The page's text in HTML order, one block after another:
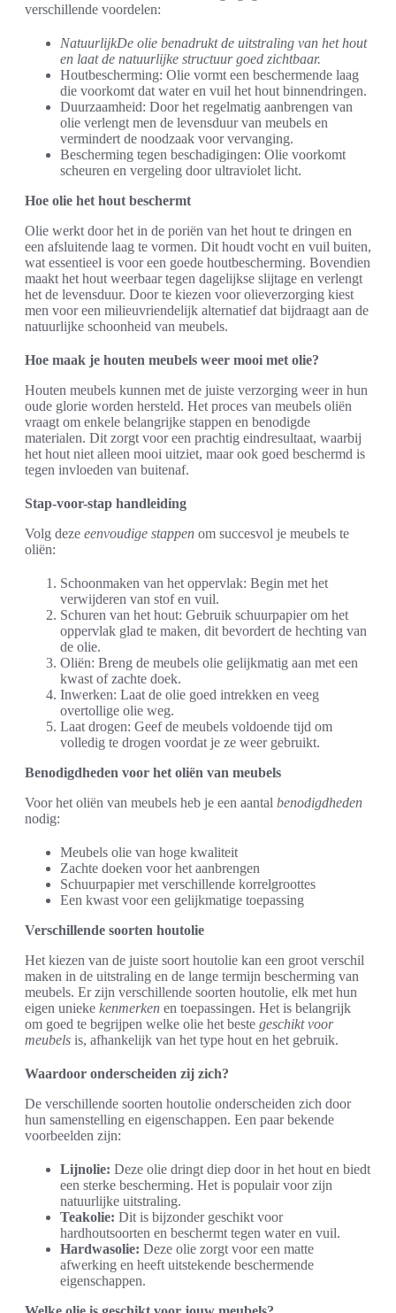
verschillende voordelen:
NatuurlijkDe olie benadrukt de uitstraling van het hout
en laat de natuurlijke structuur goed zichtbaar.
Houtbescherming: Olie vormt een beschermende laag
die voorkomt dat water en vuil het hout binnendringen.
Duurzaamheid: Door het regelmatig aanbrengen van
olie verlengt men de levensduur van meubels en
vermindert de noodzaak voor vervanging.
Bescherming tegen beschadigingen: Olie voorkomt
scheuren en vergeling door ultraviolet licht.
Hoe olie het hout beschermt
Olie werkt door het in de poriën van het hout te dringen en
een afsluitende laag te vormen. Dit houdt vocht en vuil buiten,
wat essentieel is voor een goede houtbescherming. Bovendien
maakt het hout weerbaar tegen dagelijkse slijtage en verlengt
het de levensduur. Door te kiezen voor olieverzorging kiest
men voor een milieuvriendelijk alternatief dat bijdraagt aan de
natuurlijke schoonheid van meubels.
Hoe maak je houten meubels weer mooi met olie?
Houten meubels kunnen met de juiste verzorging weer in hun
oude glorie worden hersteld. Het proces van meubels oliën
vraagt om enkele belangrijke stappen en benodigde
materialen. Dit zorgt voor een prachtig eindresultaat, waarbij
het hout niet alleen mooi uitziet, maar ook goed beschermd is
tegen invloeden van buitenaf.
Stap-voor-stap handleiding
Volg deze eenvoudige stappen om succesvol je meubels te
oliën:
Schoonmaken van het oppervlak: Begin met het
verwijderen van stof en vuil.
Schuren van het hout: Gebruik schuurpapier om het
oppervlak glad te maken, dit bevordert de hechting van
de olie.
Oliën: Breng de meubels olie gelijkmatig aan met een
kwast of zachte doek.
Inwerken: Laat de olie goed intrekken en veeg
overtollige olie weg.
Laat drogen: Geef de meubels voldoende tijd om
volledig te drogen voordat je ze weer gebruikt.
Benodigdheden voor het oliën van meubels
Voor het oliën van meubels heb je een aantal benodigdheden
nodig:
Meubels olie van hoge kwaliteit
Zachte doeken voor het aanbrengen
Schuurpapier met verschillende korrelgroottes
Een kwast voor een gelijkmatige toepassing
Verschillende soorten houtolie
Het kiezen van de juiste soort houtolie kan een groot verschil
maken in de uitstraling en de lange termijn bescherming van
meubels. Er zijn verschillende soorten houtolie, elk met hun
eigen unieke kenmerken en toepassingen. Het is belangrijk
om goed te begrijpen welke olie het beste geschikt voor
meubels is, afhankelijk van het type hout en het gebruik.
Waardoor onderscheiden zij zich?
De verschillende soorten houtolie onderscheiden zich door
hun samenstelling en eigenschappen. Een paar bekende
voorbeelden zijn:
Lijnolie: Deze olie dringt diep door in het hout en biedt
een sterke bescherming. Het is populair voor zijn
natuurlijke uitstraling.
Teakolie: Dit is bijzonder geschikt voor
hardhoutsoorten en beschermt tegen water en vuil.
Hardwasolie: Deze olie zorgt voor een matte
afwerking en heeft uitstekende beschermende
eigenschappen.